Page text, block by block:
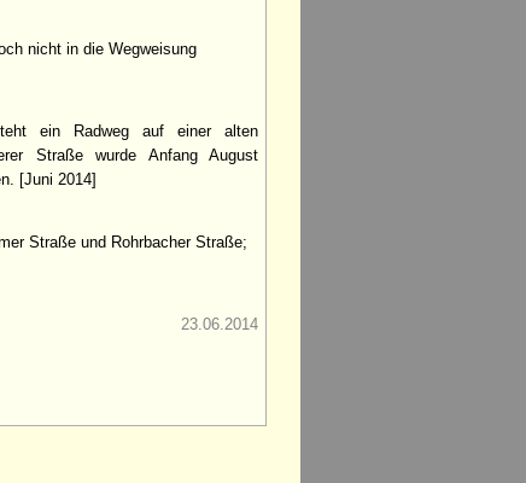
nicht in die Wegweisung
ein Radweg auf einer alten
Straße wurde Anfang August
[Juni 2014]
Straße und Rohrbacher Straße;
23.06.2014